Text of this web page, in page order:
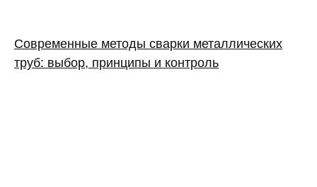
Современные методы сварки металлических
труб: выбор, принципы и контроль